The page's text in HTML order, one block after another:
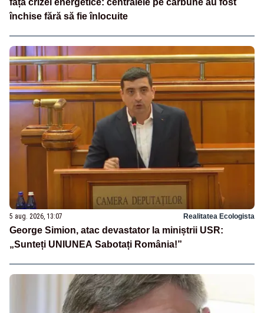
fața crizei energetice: centralele pe cărbune au fost
închise fără să fie înlocuite
5 aug. 2026, 13:07 Realitatea Ecologista
George Simion, atac devastator la miniștrii USR:
„Sunteți UNIUNEA Sabotați România!”